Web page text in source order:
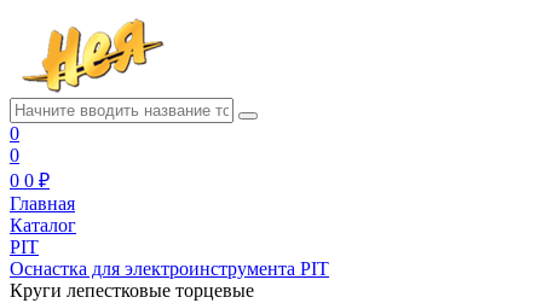
0
0
0 0 ₽
Главная
Каталог
PIT
Оснастка для электроинструмента PIT
Круги лепестковые торцевые